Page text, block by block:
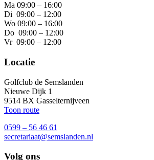
Ma 09:00 – 16:00
Di 09:00 – 12:00
Wo 09:00 – 16:00
Do 09:00 – 12:00
Vr 09:00 – 12:00
Locatie
Golfclub de Semslanden
Nieuwe Dijk 1
9514 BX Gasselternijveen
Toon route
0599 – 56 46 61
secretariaat@semslanden.nl
Volg ons